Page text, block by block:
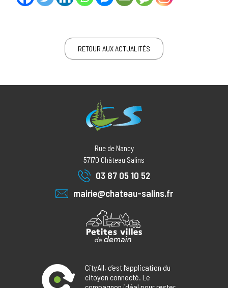
RETOUR AUX ACTUALITÉS
Rue de Nancy
57170 Château Salins
03 87 05 10 52
mairie@chateau-salins.fr
CityAll, c’est l’application du
citoyen connecté. Le